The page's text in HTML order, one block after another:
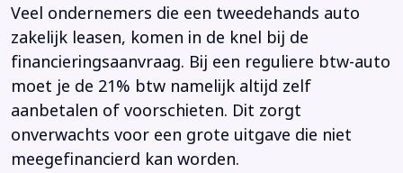
Veel ondernemers die een tweedehands auto
zakelijk leasen, komen in de knel bij de
financieringsaanvraag. Bij een reguliere btw-auto
moet je de 21% btw namelijk altijd zelf
aanbetalen of voorschieten. Dit zorgt
onverwachts voor een grote uitgave die niet
meegefinancierd kan worden.